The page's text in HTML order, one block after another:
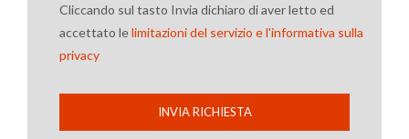
Cliccando sul tasto Invia dichiaro di aver letto ed
accettato lelimitazioni del servizio e l'informativa sulla
privacy
INVIA RICHIESTA